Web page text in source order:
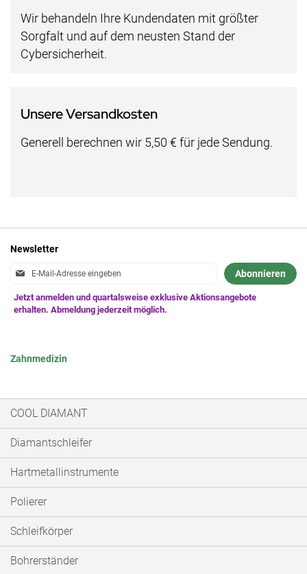
Wir behandeln Ihre Kundendaten mit größter
Sorgfalt und auf dem neusten Stand der
Cybersicherheit.
Unsere Versandkosten
Generell berechnen wir 5,50 € für jede Sendung.
Newsletter
Anmeldung
Newsletter:
Abonnieren
Zahnmedizin
COOL DIAMANT
Diamantschleifer
Hartmetallinstrumente
Polierer
Schleifkörper
Bohrerständer